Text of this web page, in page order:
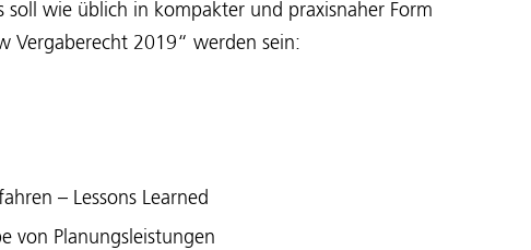
soll wie üblich in kompakter und praxisnaher Form
Vergaberecht 2019“ werden sein:
– Lessons Learned
von Planungsleistungen